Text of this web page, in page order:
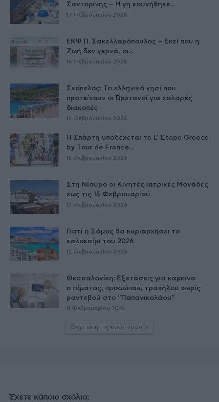
Σαντορίνης – Η γη κουνήθηκε...
17 Φεβρουαρίου 2026
ΕΚΨ Π. Σακελλαρόπουλος – Εκεί που η
Ζωή δεν γερνά, οι...
16 Φεβρουαρίου 2026
Σκόπελος: Το ελληνικό νησί που
προτείνουν οι Βρετανοί για χαλαρές
διακοπές
16 Φεβρουαρίου 2026
Η Σπάρτη υποδέχεται το L’ Etape Greece
by Tour de France...
16 Φεβρουαρίου 2026
Στη Νίσυρο οι Κινητές Ιατρικές Μονάδες
έως τις 15 Φεβρουαρίου
13 Φεβρουαρίου 2026
Γιατί η Σάμος θα κυριαρχήσει το
καλοκαίρι του 2026
12 Φεβρουαρίου 2026
Θεσσαλονίκη: Εξετάσεις για καρκίνο
στόματος, προσώπου, τραχήλου χωρίς
ραντεβού στο “Παπανικολάου”
11 Φεβρουαρίου 2026
Φόρτωση περισσοτέρων
Έχετε κάποιο σχόλιο;